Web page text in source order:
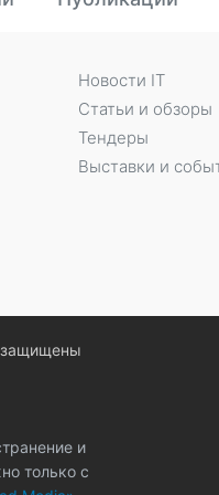
Новости IT
Статьи и обзоры
Тендеры
Выставки и
защищены
и
только с